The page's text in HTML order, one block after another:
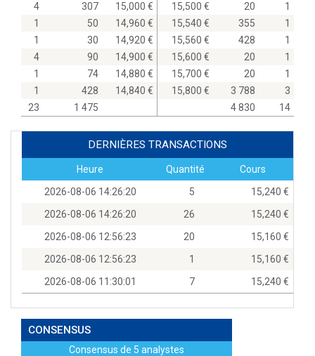
4
307
15,000
1
50
14,960
1
30
14,920
4
90
14,900
1
74
14,880
1
428
14,840
23
1 475
15,500
20
1
15,540
355
1
15,560
428
1
15,600
20
1
15,700
20
1
15,800
3 788
3
4 830
14
DERNIÈRES TRANSACTIONS
Heure Quantité
Cours
2026-08-06 14:26:20
5
15,240
2026-08-06 14:26:20
26
15,240
2026-08-06 12:56:23
20
15,160
2026-08-06 12:56:23
1
15,160
2026-08-06 11:30:01
7 15,240
CONSENSUS
Consensus de 5 analystes